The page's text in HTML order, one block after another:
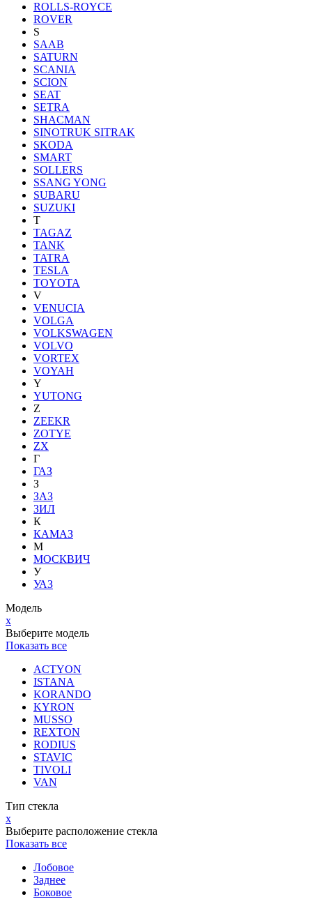
ROLLS-ROYCE
ROVER
S
SAAB
SATURN
SCANIA
SCION
SEAT
SETRA
SHACMAN
SINOTRUK SITRAK
SKODA
SMART
SOLLERS
SSANG YONG
SUBARU
SUZUKI
T
TAGAZ
TANK
TATRA
TESLA
TOYOTA
V
VENUCIA
VOLGA
VOLKSWAGEN
VOLVO
VORTEX
VOYAH
Y
YUTONG
Z
ZEEKR
ZOTYE
ZX
Г
ГАЗ
З
ЗАЗ
ЗИЛ
К
КАМАЗ
М
МОСКВИЧ
У
УАЗ
Модель
x
Выберите модель
Показать все
ACTYON
ISTANA
KORANDO
KYRON
MUSSO
REXTON
RODIUS
STAVIC
TIVOLI
VAN
Тип стекла
x
Выберите расположение стекла
Показать все
Лобовое
Заднее
Боковое